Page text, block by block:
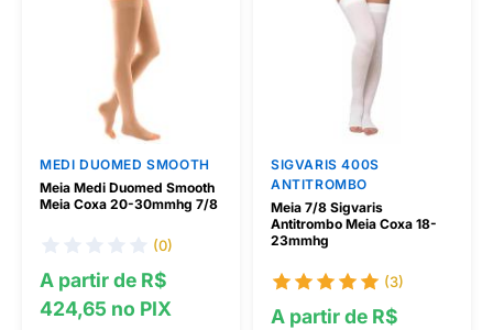
MEDI DUOMED SMOOTH
Meia Medi Duomed Smooth
Meia Coxa 20-30mmhg 7/8
(0)
A partir de R$
424,65 no PIX
SIGVARIS 400S
ANTITROMBO
Meia 7/8 Sigvaris
Antitrombo Meia Coxa 18-
23mmhg
(3)
A partir de R$